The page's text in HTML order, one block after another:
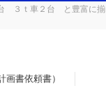
３ｔ車２台 と豊富に揃
画書依頼書）